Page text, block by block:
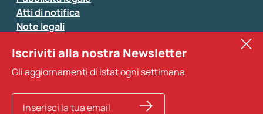
Si prega di non fornire dati di natura personale (ad
esempio dati di contatto). Per ogni altra comunicazione
e per richiedere dati, pubblicazioni, file di microdati,
Atti di notifica
Note legali
Sistan
Altri servizi
Iscriviti alla nostra Newsletter
Gli aggiornamenti di Istat ogni settimana